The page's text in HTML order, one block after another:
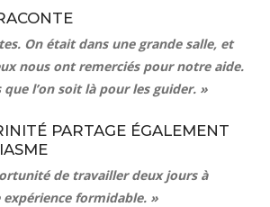
On était dans une grande salle, et
nous ont remerciés pour notre aide.
l’on soit là pour les guider. »
PARTAGE ÉGALEMENT
de travailler deux jours à
expérience formidable. »